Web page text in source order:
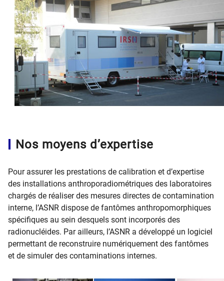
Nos moyens d’expertise
Pour assurer les prestations de calibration et d’expertise
des installations anthroporadiométriques des laboratoires
chargés de réaliser des mesures directes de contamination
interne, l’ASNR dispose de fantômes anthropomorphiques
spécifiques au sein desquels sont incorporés des
radionucléides. Par ailleurs, l’ASNR a développé un logiciel
permettant de reconstruire numériquement des fantômes
et de simuler des contaminations internes.